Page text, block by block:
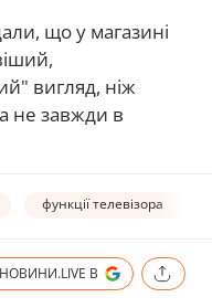
що у магазині
вигляд, ніж
не завжди в
функції телевізора
В